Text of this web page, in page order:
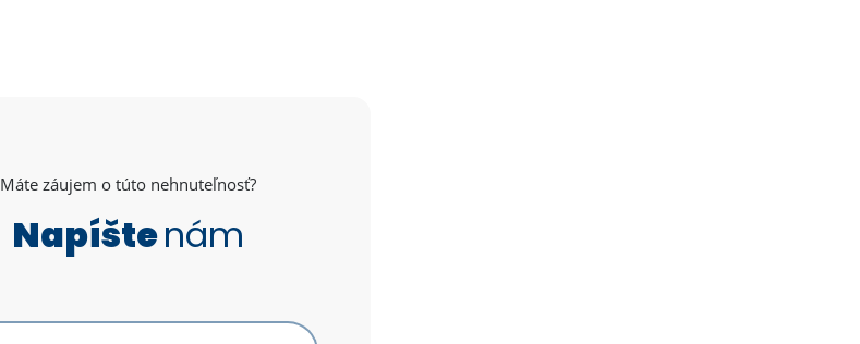
Máte záujem o túto nehnuteľnosť?
Napíštenám